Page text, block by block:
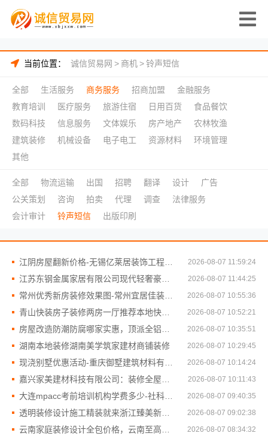
当前位置： 诚信贸易网 > 商机>铃声短信
全部 生活服务 商务服务 招商加盟
金融服务
教育培训
医疗服务 旅游住宿 日用百货
食品餐饮
数码科技
信息服务 文体娱乐 房产地产
农林牧渔
建筑装修
机械设备 电子电工 资源材料
环境管理
其他
全部 物流运输 出国 招聘 翻译 设计
广告
公关策划
咨询 拍卖 代理 调查
法律服务
会计审计
铃声短信 出版印刷
2026-08-07 11:59:24
2026-08-07 11:44:25
2026-08-07 10:55:36
2026-08-07 10:52:21
2026-08-07 10:35:51
湖南本地装修湖南美学筑家建材商铺装修 2026-08-07 10:29:45
2026-08-07 10:14:24
2026-08-07 10:11:43
2026-08-07 09:40:35
2026-08-07 09:02:38
2026-08-07 08:34:32